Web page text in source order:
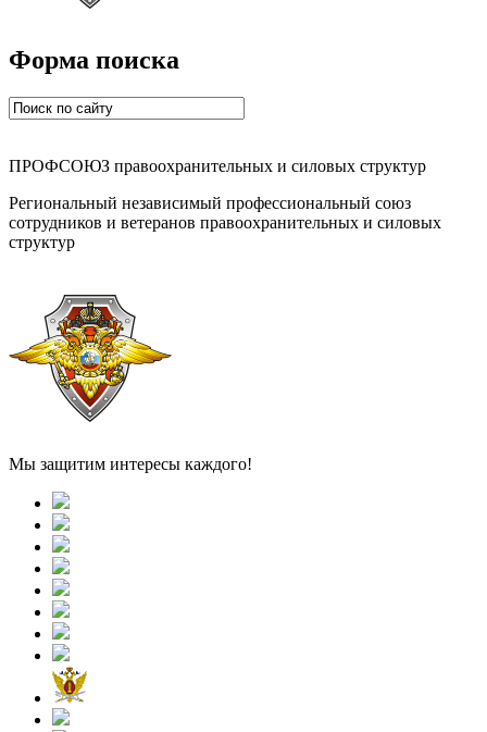
Форма поиска
ПРОФСОЮЗ правоохранительных и силовых структур
Региональный независимый профессиональный союз
сотрудников и ветеранов правоохранительных и силовых
структур
Мы защитим интересы каждого!